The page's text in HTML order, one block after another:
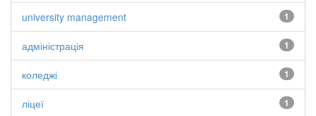
1
university management
1
адміністрація
1
коледжі
1
ліцеї